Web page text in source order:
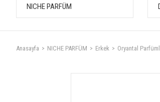
NICHE PARFÜM
Anasayfa NICHE PARFÜM Erkek Oryantal